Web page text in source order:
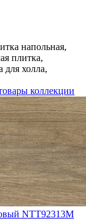
напольная,
плитка,
для холла,
коллекции
NTT92313M